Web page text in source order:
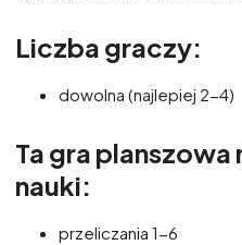
Liczba graczy:
dowolna (najlepiej 2-4)
Ta gra planszowa
nauki:
przeliczania 1-6